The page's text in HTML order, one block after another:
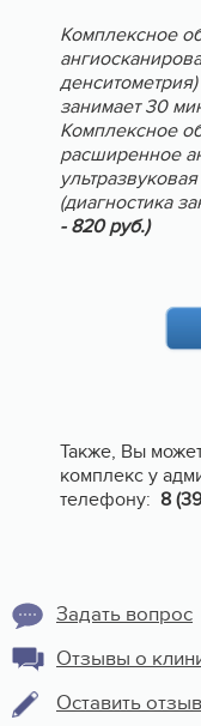
Комплексное
занимает 30
Комплексное
расширенное
(диагностика
- 820 руб.)
Также, Вы
комплекс у
телефону: 8
Задать вопрос
Отзывы о
Оставить отзыв